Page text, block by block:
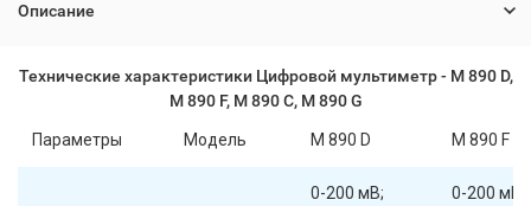
Описание
Технические характеристики Цифровой мультиметр - М 890 D,
М 890 F, М 890 С, М 890 G
Параметры Модель M 890 D M 890 F
0-200 мВ; 0-200 мВ;